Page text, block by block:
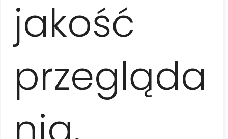
jakość
przegląda
la isla desde Estados Unidos.
COMPRA AHORA